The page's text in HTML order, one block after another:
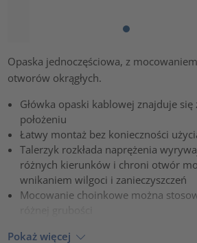
Opaska jednoczęściowa, z
otworów okrągłych.
Główka opaski kablowej znajduje
położeniu
Łatwy montaż bez konieczności
Talerzyk rozkłada naprężenia
różnych kierunków i chroni otwór
wnikaniem wilgoci i zanieczyszczeń
Mocowanie choinkowe można
Pokaż więcej